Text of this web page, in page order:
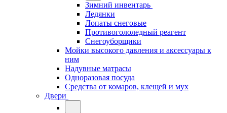
Зимний инвентарь
Ледянки
Лопаты снеговые
Противогололедный реагент
Снегоуборщики
Мойки высокого давления и аксессуары к
ним
Надувные матрасы
Одноразовая посуда
Средства от комаров, клещей и мух
Двери